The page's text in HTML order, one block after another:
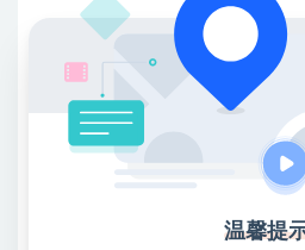
挂车文案如何写：让你的短视频
利用Al智能优化，让你的视频在
超级工具Al+神秘神器，打造你
小白博主进阶课：如何提升你
小某书文案方法论：让你的内
温馨提